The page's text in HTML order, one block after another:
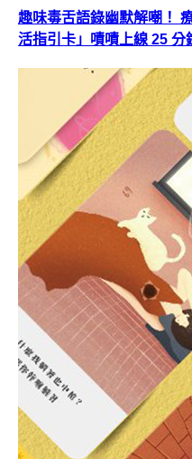
趣味毒舌語錄幽默解嘲！
活指引卡」嘖嘖上線 25 分